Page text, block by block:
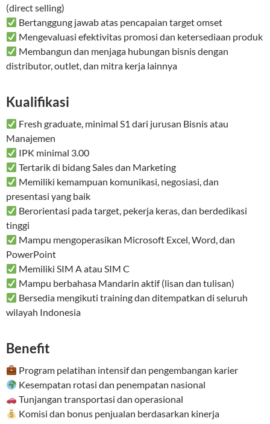
(direct selling)
Bertanggung jawab atas pencapaian target omset
Mengevaluasi efektivitas promosi dan ketersediaan produk
Membangun dan menjaga hubungan bisnis dengan
distributor, outlet, dan mitra kerja lainnya
Kualifikasi
Fresh graduate, minimal S1 dari jurusan Bisnis atau
Manajemen
IPK minimal 3.00
Tertarik di bidang Sales dan Marketing
Memiliki kemampuan komunikasi, negosiasi, dan
presentasi yang baik
Berorientasi pada target, pekerja keras, dan berdedikasi
tinggi
Mampu mengoperasikan Microsoft Excel, Word, dan
PowerPoint
Memiliki SIM A atau SIM C
Mampu berbahasa Mandarin aktif (lisan dan tulisan)
Bersedia mengikuti training dan ditempatkan di seluruh
wilayah Indonesia
Benefit
Program pelatihan intensif dan pengembangan karier
Kesempatan rotasi dan penempatan nasional
Tunjangan transportasi dan operasional
Komisi dan bonus penjualan berdasarkan kinerja